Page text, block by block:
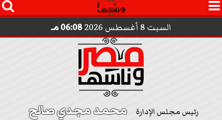
 
السبت 8 أغسطس 2026 06:08 مـ
رئيس مجلس الإدارة محمد مجدي صالح